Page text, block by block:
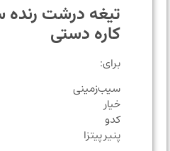
تیغه درشت رنده
کاره دستی
سیب‌زمینی
پنیر پیتزا